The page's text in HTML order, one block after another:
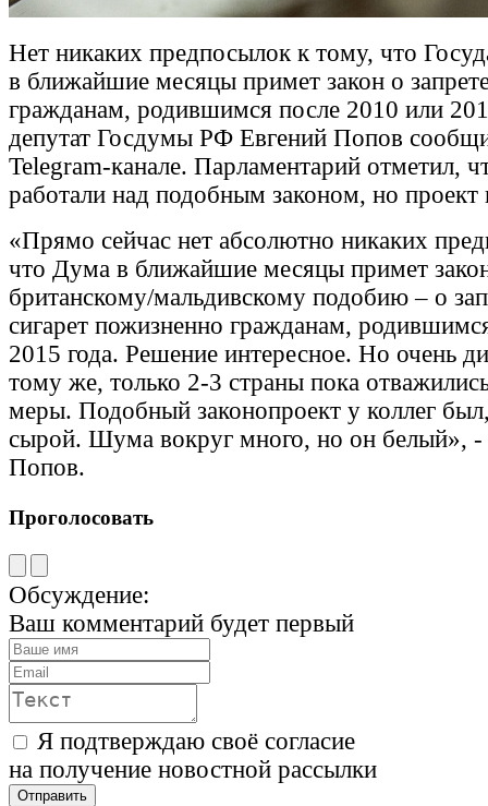
Нет никаких предпосылок к тому, что
в ближайшие месяцы примет закон о
гражданам, родившимся после 2010 или
депутат Госдумы РФ Евгений Попов
Telegram-канале. Парламентарий отметил,
работали над подобным законом, но проект
«Прямо сейчас нет абсолютно никаких
что Дума в ближайшие месяцы примет
британскому/мальдивскому подобию – о
сигарет пожизненно гражданам,
2015 года. Решение интересное. Но очень
тому же, только 2-3 страны пока
меры. Подобный законопроект у коллег
сырой. Шума вокруг много, но он белый», -
Попов.
Проголосовать
Обсуждение:
Ваш комментарий будет первый
Я подтверждаю своё согласие
на получение новостной рассылки